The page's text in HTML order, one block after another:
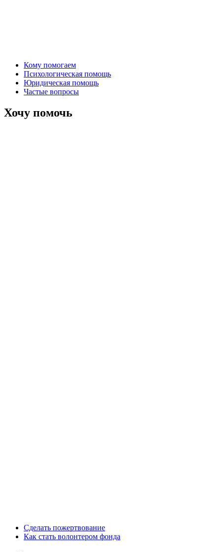
Кому помогаем
Психологическая помощь
Юридическая помощь
Частые вопросы
Хочу помочь
Сделать пожертвование
Как стать волонтером фонда